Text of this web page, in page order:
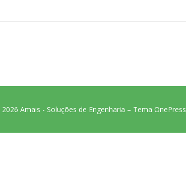
Amais - Soluções de Engenharia – Tema OnePress